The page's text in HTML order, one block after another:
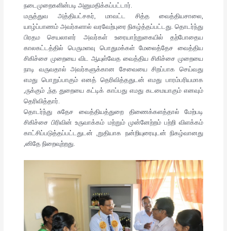
நடைமுறைகளின்படி அனுமதிக்கப்பட்டார்.
மருத்துவ அத்தியட்சகர், மாவட்ட சித்த வைத்தியசாலை,
யாழ்ப்பாணம் அவர்களால் வரவேற்புரை நிகழ்த்தப்பட்டது. தொடர்ந்து
பிரதம செயலாளர் அவர்கள் உரையாற்றுகையில் தற்போதைய
காலகட்டத்தில் பெருமளவு பொதுமக்கள் மேலைத்தேச வைத்திய
சிகிச்சை முறையை விட ஆயுள்வேத வைத்திய சிகிச்சை முறையை
நாடி வருவதால் அவர்களுக்கான சேவையை சிறப்பாக செய்வது
எமது பொறுப்பாகும் எனத் தெரிவித்ததுடன் எமது பாரம்பரியமாக
,ருக்கும் ,ந்த துறையை கட்டிக் காப்பது எமது கடமையாகும் எனவும்
தெரிவித்தார்.
தொடர்ந்து சுதேச வைத்தியத்துறை திணைக்களத்தால் மேற்படி
சிகிச்சை பிரிவின் உருவாக்கம் மற்றும் முன்னேற்றம் பற்றி விளக்கம்
காட்சிப்படுத்தப்பட்டதுடன் ,றுதியாக நன்றியுரையுடன் நிகழ்வானது
,னிதே நிறைவுற்றது.